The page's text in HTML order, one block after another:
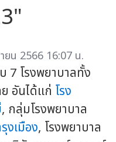
ยน 2566 16:07 น.
7 โรงพยาบาลทั้ง
อันได้แก่ โรง
, กลุ่มโรงพยาบาล
งเมือง, โรงพยาบาล